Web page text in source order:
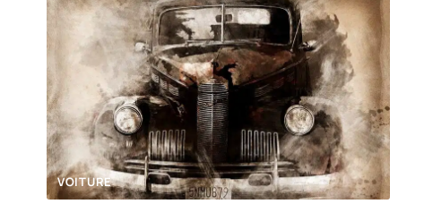
VOITURE